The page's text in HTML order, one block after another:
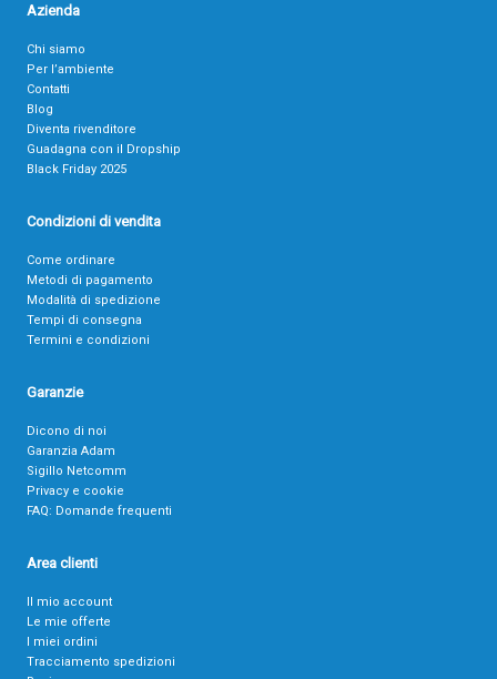
Azienda
Chi siamo
Per l’ambiente
Contatti
Blog
Diventa rivenditore
Guadagna con il Dropship
Black Friday 2025
Condizioni di vendita
Come ordinare
Metodi di pagamento
Modalità di spedizione
Tempi di consegna
Termini e condizioni
Garanzie
Dicono di noi
Garanzia Adam
Sigillo Netcomm
Privacy e cookie
FAQ: Domande frequenti
Area clienti
Il mio account
Le mie offerte
I miei ordini
Tracciamento spedizioni